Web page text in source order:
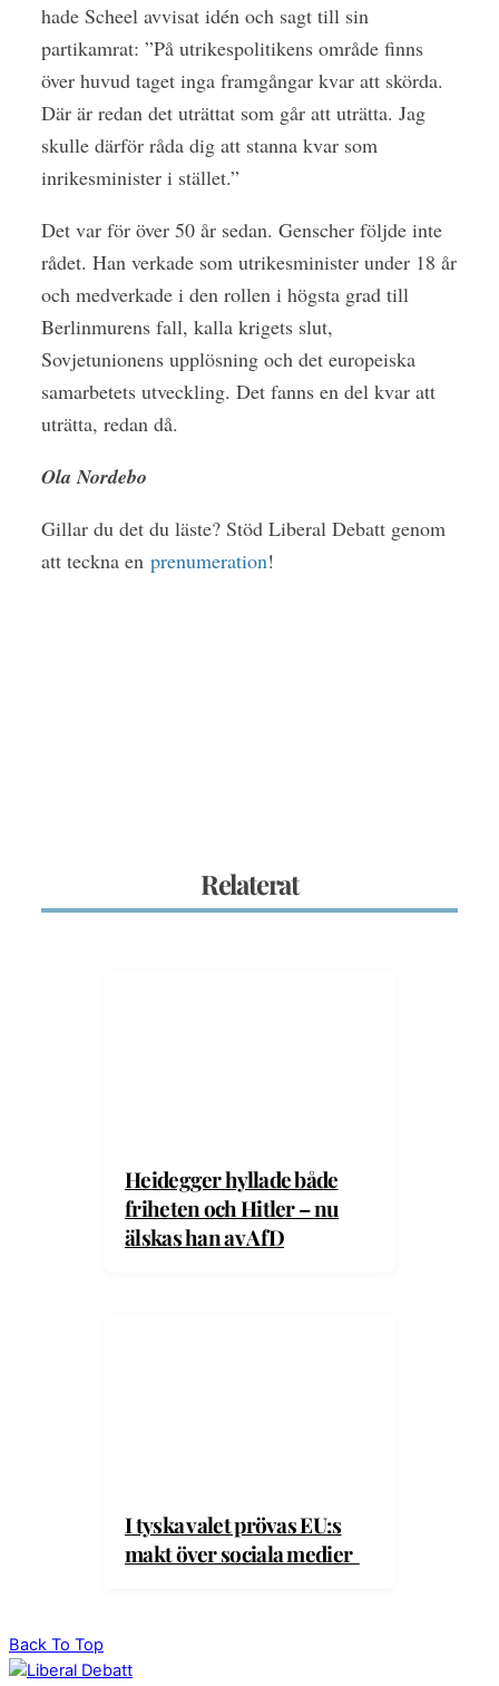
hade Scheel avvisat idén och sagt till sin
partikamrat: ”På utrikespolitikens område finns
över huvud taget inga framgångar kvar att skörda.
Där är redan det uträttat som går att uträtta. Jag
skulle därför råda dig att stanna kvar som
inrikesminister i stället.”
Det var för över 50 år sedan. Genscher följde inte
rådet. Han verkade som utrikesminister under 18 år
och medverkade i den rollen i högsta grad till
Berlinmurens fall, kalla krigets slut,
Sovjetunionens upplösning och det europeiska
samarbetets utveckling. Det fanns en del kvar att
uträtta, redan då.
Ola Nordebo
Gillar du det du läste? Stöd Liberal Debatt genom
att teckna en prenumeration!
Relaterat
Heidegger hyllade både
friheten och Hitler – nu
älskas han av AfD
I tyska valet prövas EU:s
makt över sociala medier
Back To Top